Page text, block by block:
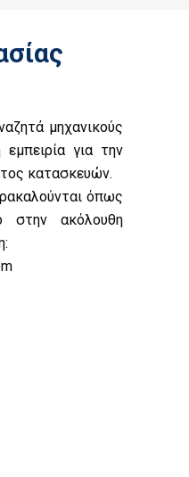
μηχανικούς
για την
κατασκευών.
όπως
στην ακόλουθη